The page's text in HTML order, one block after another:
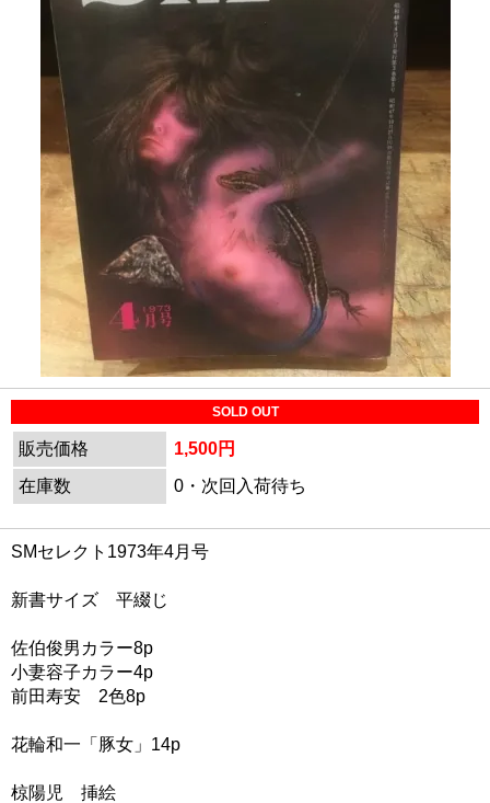
SOLD OUT
販売価格
1,500円
在庫数
0・次回入荷待ち
SMセレクト1973年4月号
新書サイズ 平綴じ
佐伯俊男カラー8p
小妻容子カラー4p
前田寿安 2色8p
花輪和一「豚女」14p
椋陽児 挿絵